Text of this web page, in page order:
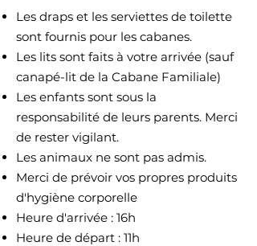
Les draps et les serviettes de toilette
sont fournis pour les cabanes.
Les lits sont faits à votre arrivée (sauf
canapé-lit de la Cabane Familiale)
Les enfants sont sous la
responsabilité de leurs parents. Merci
de rester vigilant.
Les animaux ne sont pas admis.
Merci de prévoir vos propres produits
d'hygiène corporelle
Heure d'arrivée : 16h
Heure de départ : 11h